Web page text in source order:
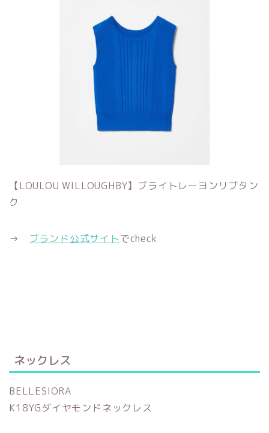
【LOULOU WILLOUGHBY】ブライトレーヨンリブタン
ク
→ ブランド公式サイトでcheck
ネックレス
BELLESIORA
K18YGダイヤモンドネックレス